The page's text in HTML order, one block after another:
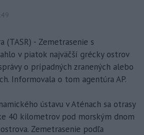
(TASR) - Zemetrasenie s
v piatok najväčší grécky ostrov
o prípadných zranených alebo
Informovala o tom agentúra AP.
ústavu v Aténach sa otrasy
40 kilometrov pod morským dnom
Zemetrasenie podľa